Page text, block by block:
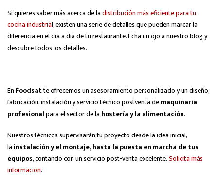
Si quieres saber más acerca de ladistribución más eficiente para tu
cocina industrial, existen una serie de detalles que pueden marcar la
diferencia en el día a día de tu restaurante. Echa un ojo a nuestro blog y
descubre todos los detalles.
En Foodsatte ofrecemos un asesoramiento personalizado y un diseño,
fabricación, instalación y servicio técnico postventa demaquinaria
profesionalpara el sector de la hostería y la alimentación.
Nuestros técnicos supervisarán tu proyecto desde la idea inicial,
la instalación y el montaje, hasta la puesta en marcha de tus
equipos, contando con un servicio post-venta excelente.Solicita más
información.